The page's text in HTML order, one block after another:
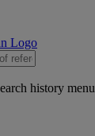
history menu